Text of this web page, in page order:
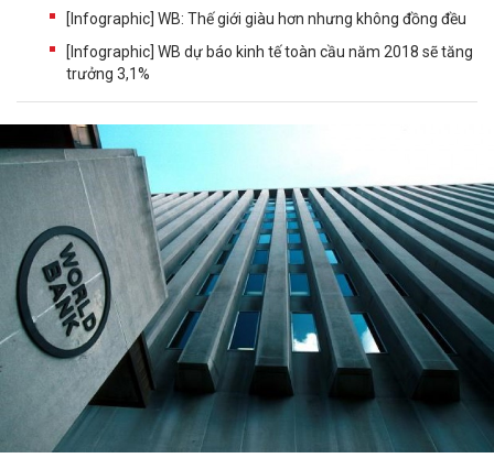
[Infographic] WB: Thế giới giàu hơn nhưng không đồng đều
[Infographic] WB dự báo kinh tế toàn cầu năm 2018 sẽ tăng
trưởng 3,1%